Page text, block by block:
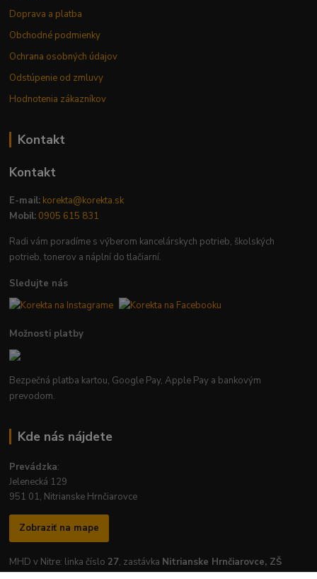
Doprava a platba
Obchodné podmienky
Ochrana osobných údajov
Odstúpenie od zmluvy
Hodnotenia zákazníkov
Kontakt
Kontakt
E-mail: korekta@korekta.sk
Mobil: 0905 615 831
Radi vám poradíme s výberom kancelárskych potrieb, školských
potrieb, tonerov a náplní do tlačiarní.
Sledujte nás
Možnosti platby
Bezpečná platba kartou, Google Pay, Apple Pay a bankovým
prevodom.
Kde nás nájdete
Prevádzka:
Jelenecká 129
951 01, Nitrianske Hrnčiarovce
Zobraziť na mape
MHD v Nitre: linka číslo 27, zastávka Nitrianske Hrnčiarovce, ZŠ